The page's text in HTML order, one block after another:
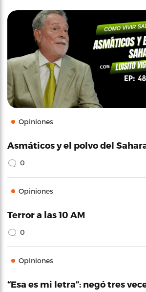
Opiniones
Asmáticos y el polvo del
0
Opiniones
Terror a las 10 AM
0
Opiniones
“Esa es mi letra”: negó tres